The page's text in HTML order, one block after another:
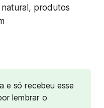
natural, produtos
e só recebeu esse
lembrar o